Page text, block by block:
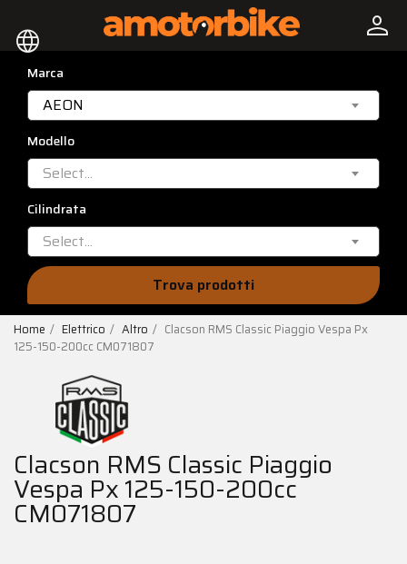
language person
Marca
AEON
Modello
Select...
Cilindrata
Select...
Trova prodotti
Home Elettrico Altro
Clacson RMS Classic Piaggio Vespa Px
125-150-200cc CM071807
Clacson RMS Classic Piaggio
Vespa Px 125-150-200cc
CM071807